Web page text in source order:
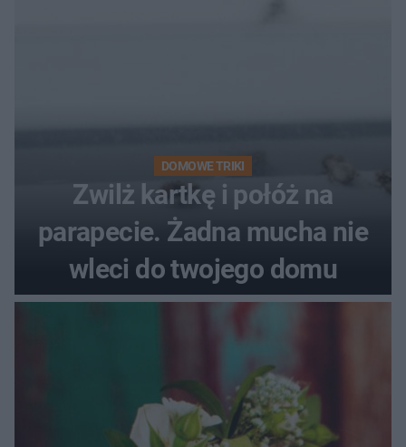
DOMOWE TRIKI
Zwilż kartkę i połóż na
parapecie. Żadna mucha nie
wleci do twojego domu